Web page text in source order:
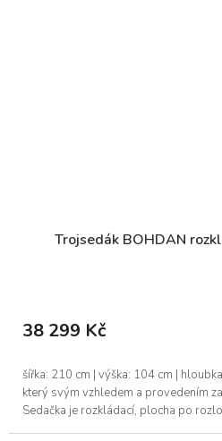
Trojsedák BOHDAN
38 299 Kč
šířka: 210 cm | výška: 104 cm |
který svým vzhledem a provedením
Sedačka je rozkládací, plocha po